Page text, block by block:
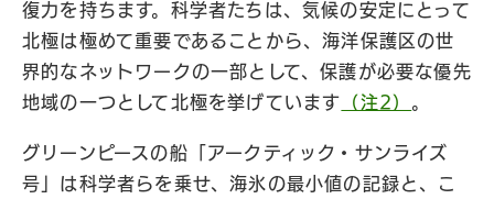
復力を持ちます。科学者たちは、気候の安定にとって
北極は極めて重要であることから、海洋保護区の世
界的なネットワークの一部として、保護が必要な優先
地域の一つとして北極を挙げています （注2） 。
グリーンピースの船「アークティック・サンライズ
号」は科学者らを乗せ、海氷の最小値の記録と、こ